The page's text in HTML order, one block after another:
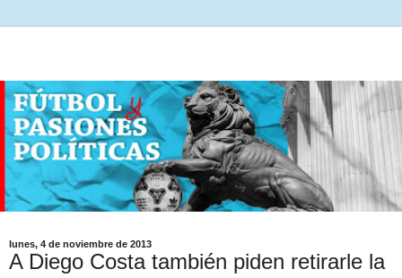
lunes, 4 de noviembre de 2013
A Diego Costa también piden retirarle la